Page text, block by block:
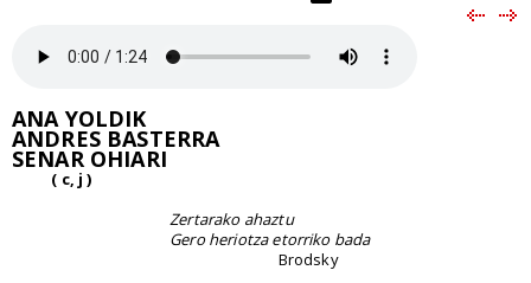
ANA YOLDIK
ANDRES BASTERRA
SENAR OHIARI
( c, j )
Zertarako ahaztu
Gero heriotza etorriko bada
Brodsky